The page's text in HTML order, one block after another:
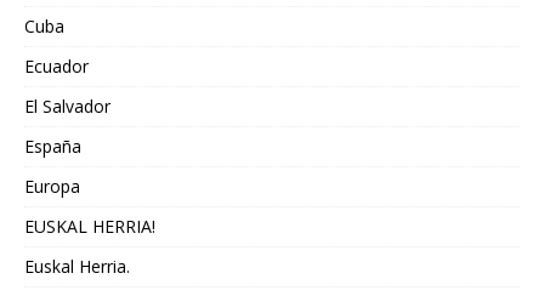
Cuba
Ecuador
El Salvador
España
Europa
EUSKAL HERRIA!
Euskal Herria.